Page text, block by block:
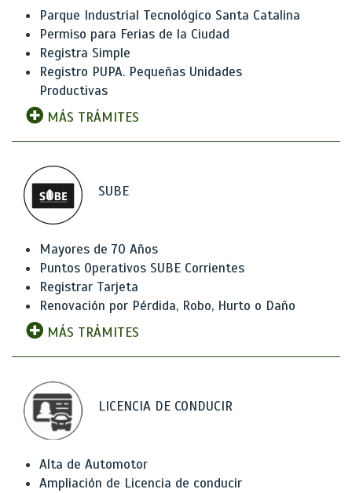
Parque Industrial Tecnológico Santa Catalina
Permiso para Ferias de la Ciudad
Registra Simple
Registro PUPA. Pequeñas Unidades
Productivas
MÁS TRÁMITES
SUBE
Mayores de 70 Años
Puntos Operativos SUBE Corrientes
Registrar Tarjeta
Renovación por Pérdida, Robo, Hurto o Daño
MÁS TRÁMITES
LICENCIA DE CONDUCIR
Alta de Automotor
Ampliación de Licencia de conducir